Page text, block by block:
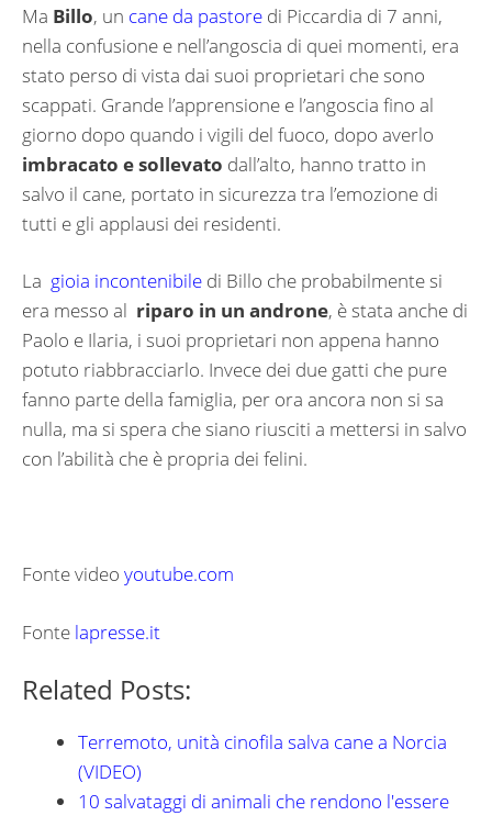
Ma Billo, un cane da pastore di Piccardia di 7 anni,
nella confusione e nell’angoscia di quei momenti, era
stato perso di vista dai suoi proprietari che sono
scappati. Grande l’apprensione e l’angoscia fino al
giorno dopo quando i vigili del fuoco, dopo averlo
imbracato e sollevato dall’alto, hanno tratto in
salvo il cane, portato in sicurezza tra l’emozione di
tutti e gli applausi dei residenti.
La gioia incontenibile di Billo che probabilmente si
era messo al riparo in un androne, è stata anche di
Paolo e Ilaria, i suoi proprietari non appena hanno
potuto riabbracciarlo. Invece dei due gatti che pure
fanno parte della famiglia, per ora ancora non si sa
nulla, ma si spera che siano riusciti a mettersi in salvo
con l’abilità che è propria dei felini.
Fonte video youtube.com
Fonte lapresse.it
Related Posts:
Terremoto, unità cinofila salva cane a Norcia
(VIDEO)
10 salvataggi di animali che rendono l'essere